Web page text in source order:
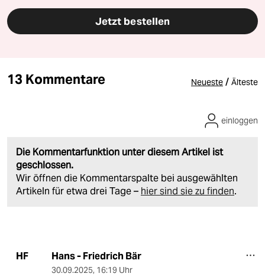
Jetzt bestellen
13 Kommentare Neueste / Älteste
Die Kommentarfunktion unter diesem Artikel ist
geschlossen.
Wir öffnen die Kommentarspalte bei ausgewählten
Artikeln für etwa drei Tage – hier sind sie zu finden.
einloggen
HF Hans - Friedrich Bär
30.09.2025, 16:19 Uhr